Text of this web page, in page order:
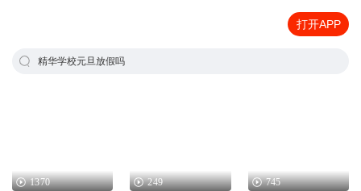
打开APP
精华学校元旦放假吗
1370 249 745